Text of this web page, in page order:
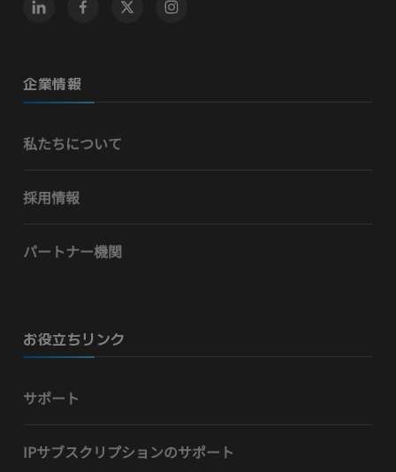
企業情報
私たちについて
採用情報
パートナー機関
お役立ちリンク
サポート
IPサブスクリプションのサポート